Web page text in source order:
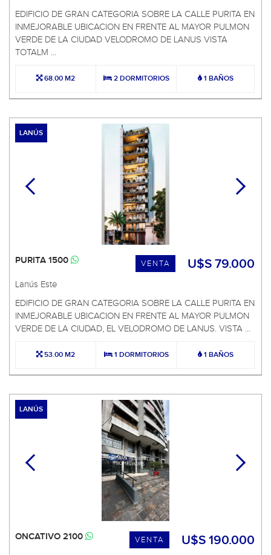
EDIFICIO DE GRAN CATEGORIA SOBRE LA CALLE PURITA EN
INMEJORABLE UBICACION EN FRENTE AL MAYOR PULMON
VERDE DE LA CIUDAD VELODROMO DE LANUS VISTA
TOTALM ...
68.00 M2 2 DORMITORIOS 1 BAÑOS
LANÚS
U$S 79.000
VENTA
PURITA 1500
Lanús Este
EDIFICIO DE GRAN CATEGORIA SOBRE LA CALLE PURITA EN
INMEJORABLE UBICACION EN FRENTE AL MAYOR PULMON
VERDE DE LA CIUDAD, EL VELODROMO DE LANUS. VISTA ...
53.00 M2 1 DORMITORIOS 1 BAÑOS
LANÚS
U$S 190.000
VENTA
ONCATIVO 2100